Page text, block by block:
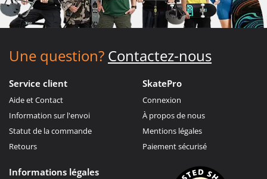
Une question? Contactez-nous
Service client
Aide et Contact
Information sur l'envoi
Statut de la commande
Retours
SkatePro
Connexion
À propos de nous
Mentions légales
Paiement sécurisé
Informations légales